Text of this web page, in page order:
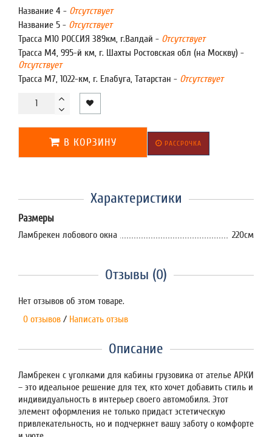
Название 4 - Отсутствует
Название 5 - Отсутствует
Трасса М10 РОССИЯ 389км, г.Валдай - Отсутствует
Трасса М4, 995-й км, г. Шахты Ростовская обл (на Москву) -
Отсутствует
Трасса М7, 1022-км, г. Елабуга, Татарстан - Отсутствует
В КОРЗИНУ РАССРОЧКА
Характеристики
Размеры
Ламбрекен лобового окна 220см
Отзывы (0)
Нет отзывов об этом товаре.
0 отзывов / Написать отзыв
Описание
Ламбрекен с уголками для кабины грузовика от ателье АРКИ
– это идеальное решение для тех, кто хочет добавить стиль и
индивидуальность в интерьер своего автомобиля. Этот
элемент оформления не только придаст эстетическую
привлекательность, но и подчеркнет вашу заботу о комфорте